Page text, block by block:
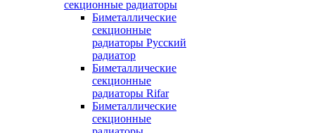
секционные радиаторы
Биметаллические
секционные
радиаторы Русский
радиатор
Биметаллические
секционные
радиаторы Rifar
Биметаллические
секционные